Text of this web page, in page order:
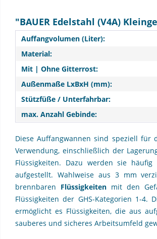
"BAUER Edelstahl (V4A)
Auffangvolumen (Liter):
Material:
Mit | Ohne Gitterrost:
Außenmaße LxBxH (mm):
Stützfüße / Unterfahrbar:
max. Anzahl Gebinde:
Diese Auffangwannen sind speziell für
Verwendung, einschließlich der
Flüssigkeiten. Dazu werden sie
aufgestellt. Wahlweise aus 3 mm
brennbaren Flüssigkeiten mit den
Flüssigkeiten der GHS-Kategorien 1-4.
ermöglicht es Flüssigkeiten, die aus
sauberes und sicheres Arbeitsumfeld